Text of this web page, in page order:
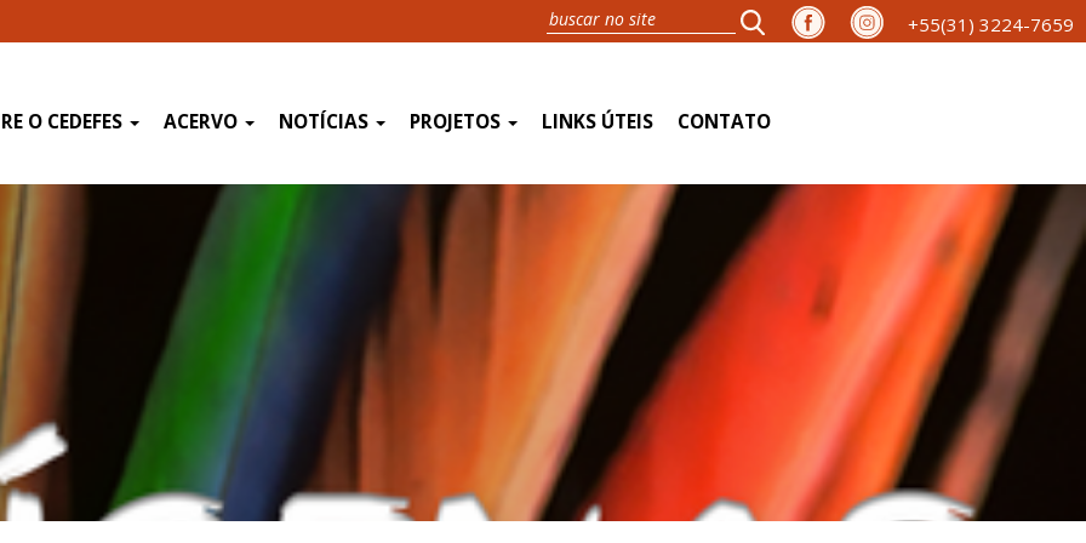
+55(31) 3224-7659
O CEDEFES ACERVO NOTÍCIAS PROJETOS LINKS ÚTEIS CONTATO